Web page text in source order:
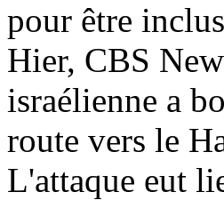
pour être
Hier, CBS
israélienne a
route vers le
L'attaque eut